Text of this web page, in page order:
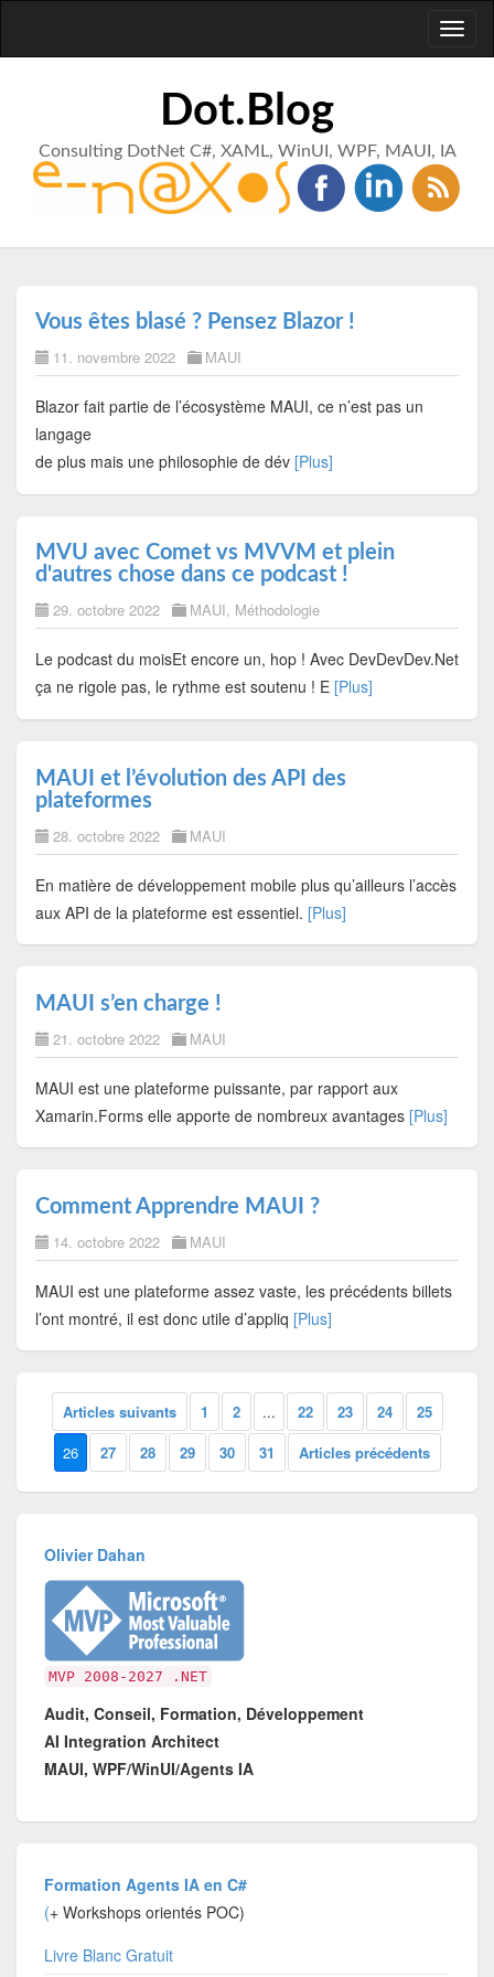
Dot.Blog
Consulting DotNet C#, XAML, WinUI, WPF, MAUI, IA
Vous êtes blasé ? Pensez Blazor !
11. novembre 2022 MAUI
Blazor fait partie de l’écosystème MAUI, ce n’est pas un
langage
de plus mais une philosophie de dév [Plus]
MVU avec Comet vs MVVM et plein
d'autres chose dans ce podcast !
29. octobre 2022 MAUI, Méthodologie
Le podcast du moisEt encore un, hop ! Avec DevDevDev.Net
ça ne rigole pas, le rythme est soutenu ! E [Plus]
MAUI et l’évolution des API des
plateformes
28. octobre 2022 MAUI
En matière de développement mobile plus qu’ailleurs l’accès
aux API de la plateforme est essentiel. [Plus]
MAUI s’en charge !
21. octobre 2022 MAUI
MAUI est une plateforme puissante, par rapport aux
Xamarin.Forms elle apporte de nombreux avantages [Plus]
Comment Apprendre MAUI ?
14. octobre 2022 MAUI
MAUI est une plateforme assez vaste, les précédents billets
l’ont montré, il est donc utile d’appliq [Plus]
Articles suivants 1 2 ... 22 23 24
25
26
27 28 29 30 31 Articles précédents
Olivier Dahan
MVP 2008-2027 .NET
Audit, Conseil, Formation, Développement
AI Integration Architect
MAUI, WPF/WinUI/Agents IA
Formation Agents IA en C#
(+ Workshops orientés POC)
Livre Blanc Gratuit